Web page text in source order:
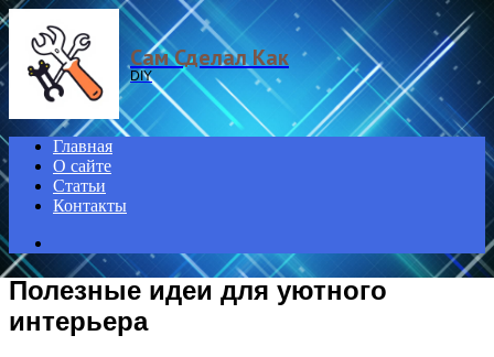
Menu
Сам Сделал Как
DIY
Главная
О сайте
Статьи
Контакты
Полезные идеи для уютного
интерьера